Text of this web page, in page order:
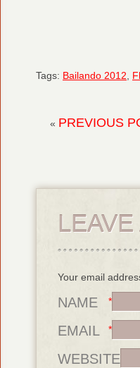
Tags: Bailando 2012
« PREVIOUS
Your email
NAME *
EMAIL *
WEBSITE